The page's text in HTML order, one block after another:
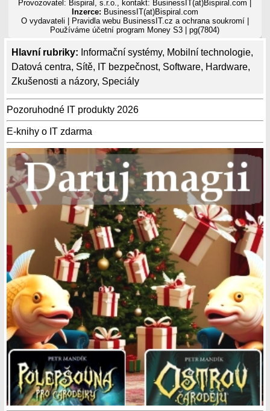
Hlavní rubriky: Informační systémy, Mobilní technologie,
Datová centra, Sítě, IT bezpečnost, Software, Hardware,
Zkušenosti a názory, Speciály
Pozoruhodné IT produkty 2026
E-knihy o IT zdarma
Provozovatel: Bispiral, s.r.o., kontakt: BusinessIT(at)Bispiral.com |
Inzerce: BusinessIT(at)Bispiral.com
O vydavateli
Pravidla webu BusinessIT.cz a ochrana soukromí|
Používámeúčetní program Money S3 | pg(7804)